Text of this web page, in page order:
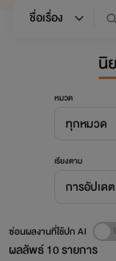
นิ
หมวด
ทุกหมวด
เรียงตาม
การอัปเดต
ผลลัพธ์10รายการ
ซ่อนผลงานที่ใช้ปก AI